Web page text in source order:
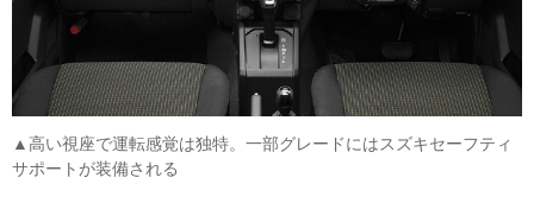
▲高い視座で運転感覚は独特。一部グレードにはスズキセーフティ
サポートが装備される